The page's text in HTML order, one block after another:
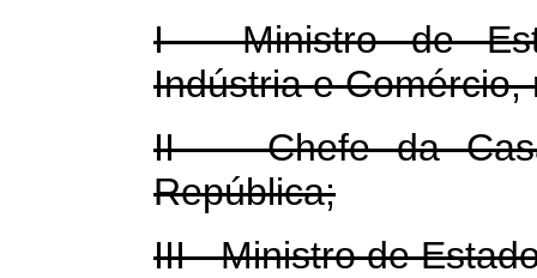
I - Ministro de
Indústria e
II - Chefe da
República;
III - Ministro de